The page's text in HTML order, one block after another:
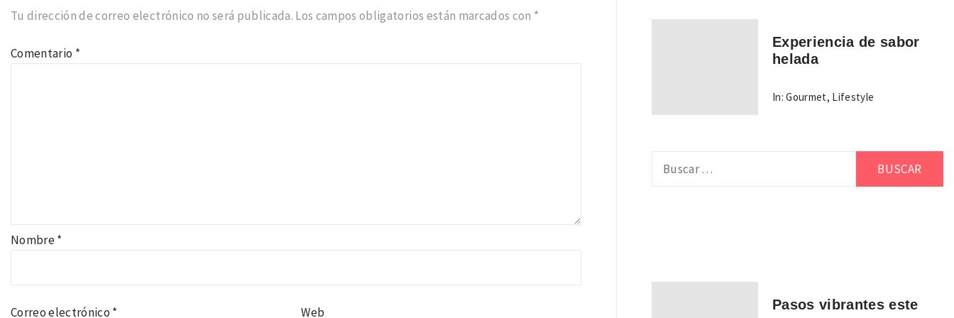
Tu dirección de correo electrónico no será publicada. Los campos obligatorios están marcados con *
Comentario *
Nombre*
Correo electrónico * Web
Experiencia de sabor
helada
In: Gourmet, Lifestyle
Pasos vibrantes este